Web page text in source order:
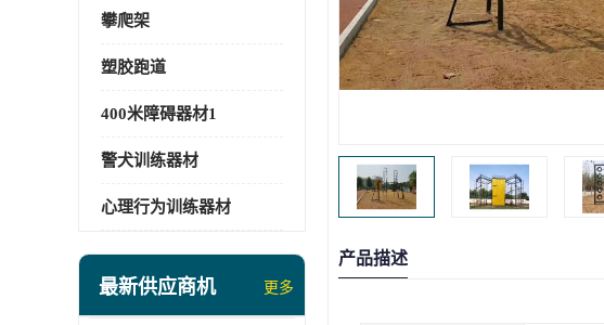
攀爬架
塑胶跑道
400米障碍器材1
警犬训练器材
心理行为训练器材
最新供应商机 更多
产品描述